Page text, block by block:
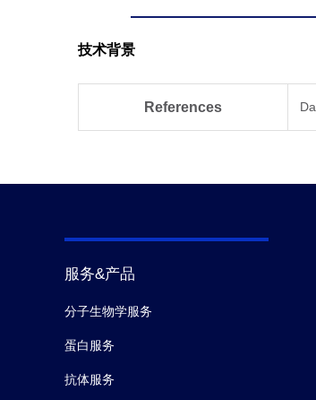
技术背景
References
服务&产品
分子生物学服务
蛋白服务
抗体服务